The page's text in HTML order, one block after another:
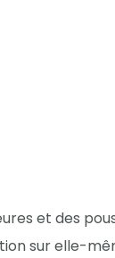
et des
sur elle-